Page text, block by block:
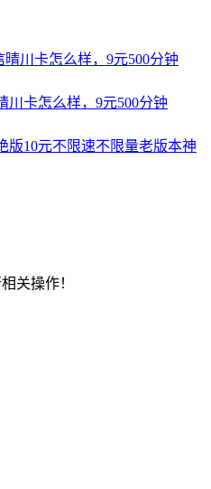
晴川卡怎么样，9元500分钟
川卡怎么样，9元500分钟
版10元不限速不限量老版本神
关操作！